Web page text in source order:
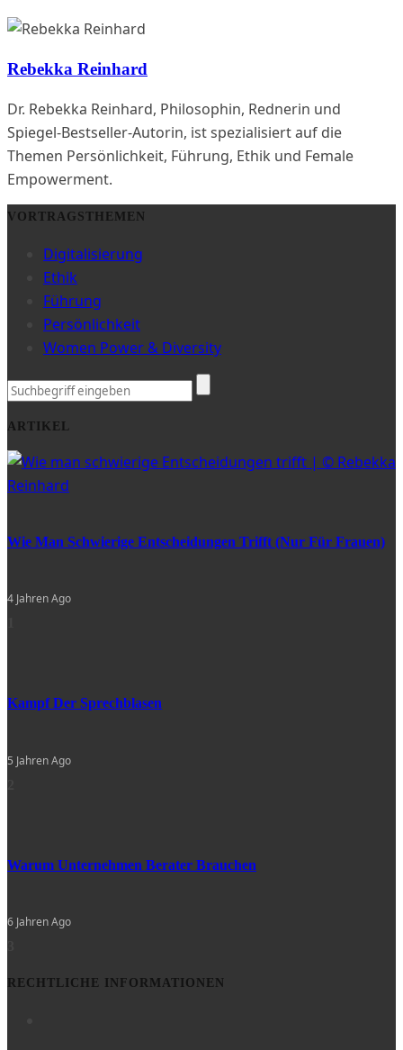
Rebekka Reinhard
Dr. Rebekka Reinhard, Philosophin, Rednerin und
Spiegel-Bestseller-Autorin, ist spezialisiert auf die
Themen Persönlichkeit, Führung, Ethik und Female
Empowerment.
VORTRAGSTHEMEN
Digitalisierung
Ethik
Führung
Persönlichkeit
Women Power & Diversity
ARTIKEL
Wie Man Schwierige Entscheidungen Trifft (nur Für Frauen)
4 Jahren Ago
Kampf Der Sprechblasen
5 Jahren Ago
Warum Unternehmen Berater Brauchen
6 Jahren Ago
RECHTLICHE INFORMATIONEN